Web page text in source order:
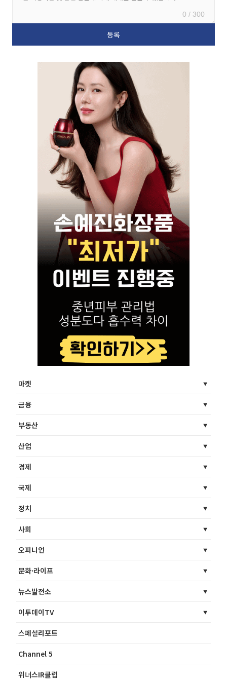
0 / 300
마켓
금융
부동산
산업
경제
국제
정치
사회
오피니언
문화·라이프
뉴스발전소
이투데이TV
스페셜리포트
Channel 5
위너스IR클럽